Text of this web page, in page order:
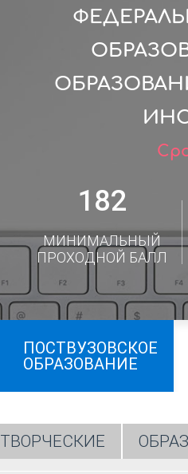
182
МИНИМАЛЬНЫЙ
ПРОХОДНОЙ БАЛЛ
ПОСТВУЗОВСКОЕ
ОБРАЗОВАНИЕ
ТВОРЧЕСКИЕ